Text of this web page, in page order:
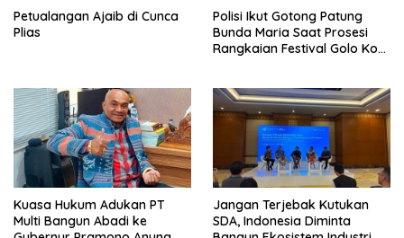
Petualangan Ajaib di Cunca
Plias
Polisi Ikut Gotong Patung
Bunda Maria Saat Prosesi
Rangkaian Festival Golo Koe
Kuasa Hukum Adukan PT
Multi Bangun Abadi ke
Jangan Terjebak Kutukan
SDA, Indonesia Diminta